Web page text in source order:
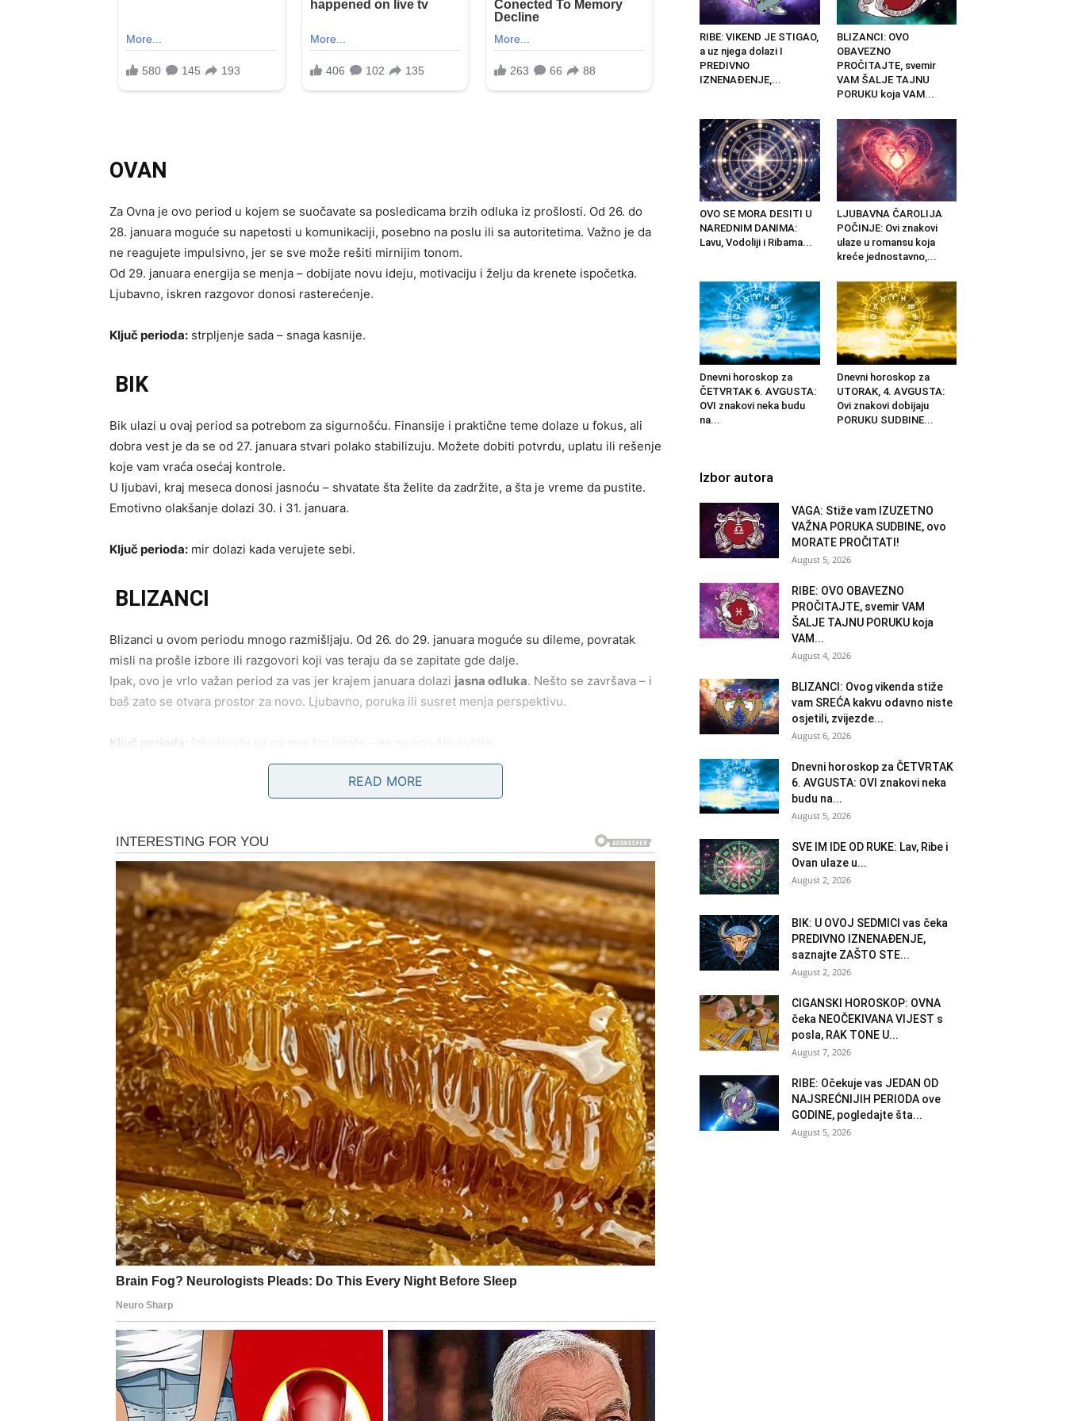
OVAN
Za Ovna je ovo period u kojem se suočavate sa posledicama brzih odluka iz prošlosti. Od 26. do
28. januara moguće su napetosti u komunikaciji, posebno na poslu ili sa autoritetima. Važno je da
ne reagujete impulsivno, jer se sve može rešiti mirnijim tonom.
Od 29. januara energija se menja – dobijate novu ideju, motivaciju i želju da krenete ispočetka.
Ljubavno, iskren razgovor donosi rasterećenje.
Ključ perioda: strpljenje sada – snaga kasnije.
BIK
Bik ulazi u ovaj period sa potrebom za sigurnošću. Finansije i praktične teme dolaze u fokus, ali
dobra vest je da se od 27. januara stvari polako stabilizuju. Možete dobiti potvrdu, uplatu ili rešenje
koje vam vraća osećaj kontrole.
U ljubavi, kraj meseca donosi jasnoću – shvatate šta želite da zadržite, a šta je vreme da pustite.
Emotivno olakšanje dolazi 30. i 31. januara.
Ključ perioda: mir dolazi kada verujete sebi.
BLIZANCI
Blizanci u ovom periodu mnogo razmišljaju. Od 26. do 29. januara moguće su dileme, povratak
misli na prošle izbore ili razgovori koji vas teraju da se zapitate gde dalje.
Ipak, ovo je vrlo važan period za vas jer krajem januara dolazi jasna odluka. Nešto se završava – i
baš zato se otvara prostor za novo. Ljubavno, poruka ili susret menja perspektivu.
Ključ perioda:
Rakovi ulaze u emotivno snažan period. Od 26. do 28. januara moguće je suočavanje sa
osećanjima koja ste dugo potiskivali. Ovo nije loše – naprotiv, donosi isceljenje.
Kraj meseca donosi rasplet: razgovor, priznanje ili unutrašnju spoznaju koja vam vraća mir. U
porodici ili ljubavi dolazi do smirivanja tenzija.
Ključ perioda: istina vas oslobađa.
LAV
Za Lava je ovo period priznanja i potvrde. Možda ne baš onako kako ste očekivali, ali dovoljno
jasno da znate da ste na pravom putu. Od 27. januara moguće su dobre vesti vezane za posao ili
lični status.
U ljubavi, kraj meseca donosi toplinu i osećaj da ste viđeni. Ne ignorišite male znakove pažnje –
oni nose veliku poruku.
Ključ perioda:verujte procesu – trud se vidi.
DEVICA
Device završavaju januar mnogo mirnije nego što su započele. Od 26. do 28. januara rešavate
nešto što vas je dugo mučilo – praktično ili emotivno.
Od 29. januara osećate olakšanje, jasnoću i stabilnost. U ljubavi je važno da ne analizirate previše
– dozvolite sebi da verujete osećaju.
Ključ perioda:ne morate sve kontrolisati da bi bilo dobro.
VAGA
READ MORE
RIBE: VIKEND JE STIGAO,
a uz njega dolazi I
PREDIVNO
IZNENAĐENJE,...
BLIZANCI: OVO
OBAVEZNO
PROČITAJTE, svemir
VAM ŠALJE TAJNU
PORUKU koja VAM...
OVO SE MORA DESITI U
NAREDNIM DANIMA:
Lavu, Vodoliji i Ribama...
LJUBAVNA ČAROLIJA
POČINJE: Ovi znakovi
ulaze u romansu koja
kreće jednostavno,...
Dnevni horoskop za
ČETVRTAK 6. AVGUSTA:
OVI znakovi neka budu
na...
Dnevni horoskop za
UTORAK, 4. AVGUSTA:
Ovi znakovi dobijaju
PORUKU SUDBINE...
Izbor autora
VAGA: Stiže vam IZUZETNO
VAŽNA PORUKA SUDBINE, ovo
MORATE PROČITATI!
August 5, 2026
RIBE: OVO OBAVEZNO
PROČITAJTE, svemir VAM
ŠALJE TAJNU PORUKU koja
VAM...
August 4, 2026
BLIZANCI: Ovog vikenda stiže
vam SREĆA kakvu odavno niste
osjetili, zvijezde...
August 6, 2026
Dnevni horoskop za ČETVRTAK
6. AVGUSTA: OVI znakovi neka
budu na...
August 5, 2026
SVE IM IDE OD RUKE: Lav, Ribe i
Ovan ulaze u...
August 2, 2026
BIK: U OVOJ SEDMICI vas čeka
PREDIVNO IZNENAĐENJE,
saznajte ZAŠTO STE...
August 2, 2026
CIGANSKI HOROSKOP: OVNA
čeka NEOČEKIVANA VIJEST s
posla, RAK TONE U...
August 7, 2026
RIBE: Očekuje vas JEDAN OD
NAJSREĆNIJIH PERIODA ove
GODINE, pogledajte šta...
August 5, 2026